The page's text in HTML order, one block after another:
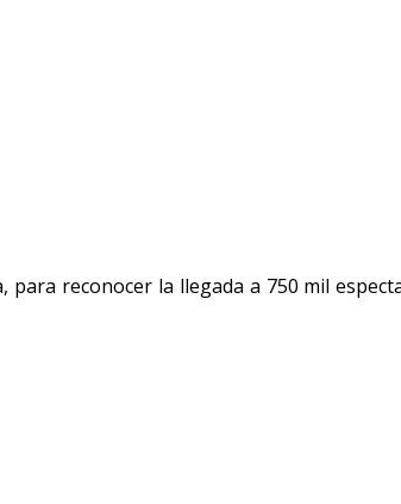
reconocer la llegada a 750 mil